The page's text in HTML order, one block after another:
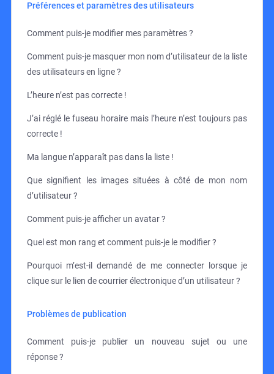
Préférences et paramètres des utilisateurs
Comment puis-je modifier mes paramètres ?
Comment puis-je masquer mon nom d’utilisateur de la liste
des utilisateurs en ligne ?
L’heure n’est pas correcte !
J’ai réglé le fuseau horaire mais l’heure n’est toujours pas
correcte !
Ma langue n’apparaît pas dans la liste !
Que signifient les images situées à côté de mon nom
d’utilisateur ?
Comment puis-je afficher un avatar ?
Quel est mon rang et comment puis-je le modifier ?
Pourquoi m’est-il demandé de me connecter lorsque je
clique sur le lien de courrier électronique d’un utilisateur ?
Problèmes de publication
Comment puis-je publier un nouveau sujet ou une
réponse ?